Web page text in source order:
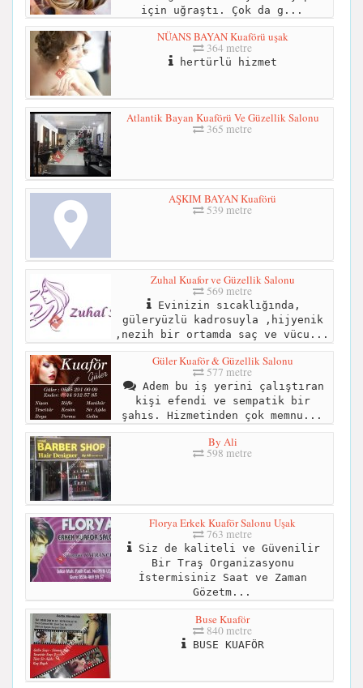
için uğraştı. Çok da g...
NÜANS BAYAN Kuaförü uşak
364 metre
hertürlü hizmet
Atlantik Bayan Kuaförü Ve Güzellik Salonu
365 metre
AŞKIM BAYAN Kuaförü
539 metre
Zuhal Kuafor ve Güzellik Salonu
569 metre
Evinizin sıcaklığında,
güleryüzlü kadrosuyla ,hijyenik
,nezih bir ortamda saç ve vücu...
Güler Kuaför & Güzellik Salonu
577 metre
Adem bu iş yerini çalıştıran
kişi efendi ve sempatik bir
şahıs. Hizmetinden çok memnu...
By Ali
598 metre
Florya Erkek Kuaför Salonu Uşak
763 metre
Siz de kaliteli ve Güvenilir
Bir Traş Organizasyonu
İstermisiniz Saat ve Zaman
Gözetm...
Buse Kuaför
840 metre
BUSE KUAFÖR